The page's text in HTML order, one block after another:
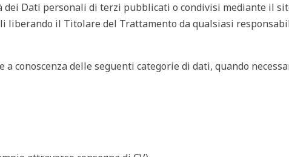
Dati personali di terzi pubblicati o condivisi mediante il
il Titolare del Trattamento da qualsiasi
delle seguenti categorie di dati, quando